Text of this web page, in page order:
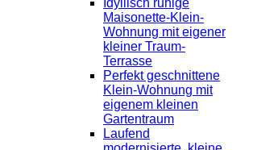
Idyllisch ruhige
Maisonette-Klein-
Wohnung mit eigener
kleiner Traum-
Terrasse
Perfekt geschnittene
Klein-Wohnung mit
eigenem kleinen
Gartentraum
Laufend